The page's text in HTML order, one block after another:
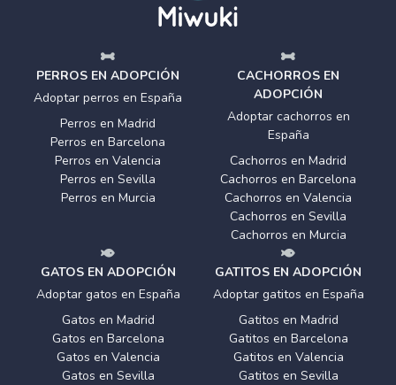
PERROS EN ADOPCIÓN
Adoptar perros en España
Perros en Madrid
Perros en Barcelona
Perros en Valencia
Perros en Sevilla
Perros en Murcia
CACHORROS EN
ADOPCIÓN
Adoptar cachorros en
España
Cachorros en Madrid
Cachorros en Barcelona
Cachorros en Valencia
Cachorros en Sevilla
Cachorros en Murcia
GATOS EN ADOPCIÓN
Adoptar gatos en España
Gatos en Madrid
Gatos en Barcelona
Gatos en Valencia
Gatos en Sevilla
GATITOS EN ADOPCIÓN
Adoptar gatitos en España
Gatitos en Madrid
Gatitos en Barcelona
Gatitos en Valencia
Gatitos en Sevilla